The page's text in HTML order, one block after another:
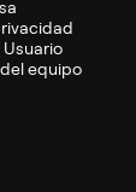
equipo